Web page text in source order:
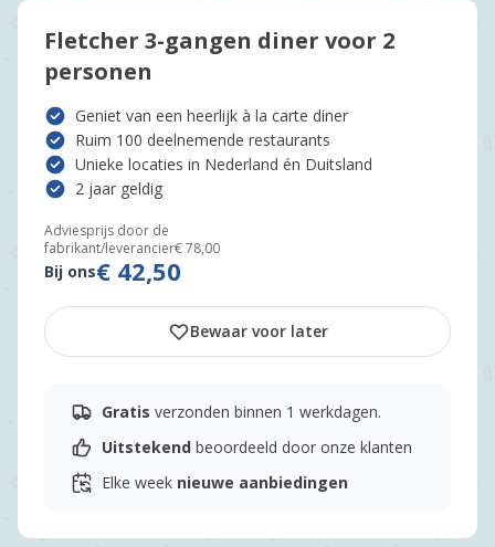
Fletcher 3-gangen diner voor 2
personen
Geniet van een heerlijk à la carte diner
Ruim 100 deelnemende restaurants
Unieke locaties in Nederland én Duitsland
2 jaar geldig
Adviesprijs door de
fabrikant/leverancier€ 78,00
Bij ons€ 42,50
Bewaar voor later
Gratis verzonden binnen 1 werkdagen.
Uitstekend beoordeeld door onze klanten
Elke week nieuwe aanbiedingen